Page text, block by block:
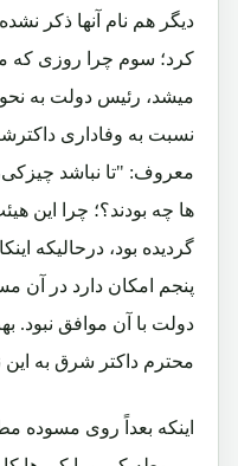
دیگر هم نام آنها ذکر
کرد؛ سوم چرا روزی که
میشد، رئیس دولت به
نسبت به وفاداری
معروف: "تا نباشد
ها چه بودند؟؛ چرا این
گردیده بود، درحالیکه
پنجم امکان دارد در آن
دولت با آن موافق نبود.
محترم داکتر شرق به این
اینکه بعداً روی مسوده